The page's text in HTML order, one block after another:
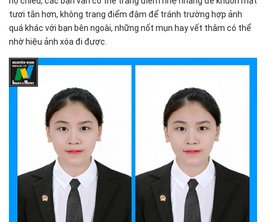
tươi tắn hơn, không trang điểm đậm để tránh trường hợp ảnh
quá khác với bạn bên ngoài, những nốt mụn hay vết thâm có thể
nhờ hiệu ảnh xóa đi được.